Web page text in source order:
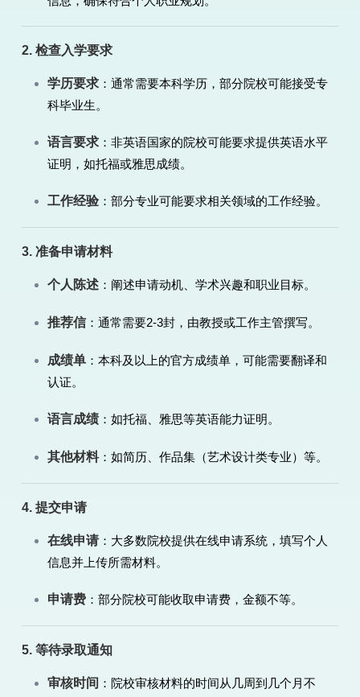
2. 检查入学要求
学历要求 ：通常需要本科学历，部分院校可能接受专
科毕业生。
语言要求 ：非英语国家的院校可能要求提供英语水平
证明，如托福或雅思成绩。
工作经验 ：部分专业可能要求相关领域的工作经验。
3. 准备申请材料
个人陈述 ：阐述申请动机、学术兴趣和职业目标。
推荐信 ：通常需要2-3封，由教授或工作主管撰写。
成绩单 ：本科及以上的官方成绩单，可能需要翻译和
认证。
语言成绩：如托福、雅思等英语能力证明。
其他材料：如简历、作品集（艺术设计类专业）等。
4. 提交申请
在线申请：大多数院校提供在线申请系统，填写个人
信息并上传所需材料。
申请费 ：部分院校可能收取申请费，金额不等。
5. 等待录取通知
审核时间 ：院校审核材料的时间从几周到几个月不